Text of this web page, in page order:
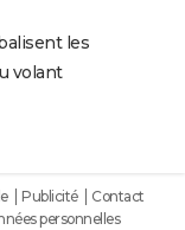
les
volant
Publicité
Contact
personnelles